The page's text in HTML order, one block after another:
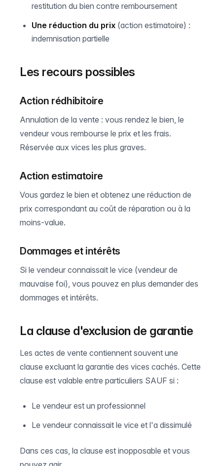
restitution du bien contre remboursement
Une réduction du prix (action estimatoire) :
indemnisation partielle
Les recours possibles
Action rédhibitoire
Annulation de la vente : vous rendez le bien, le
vendeur vous rembourse le prix et les frais.
Réservée aux vices les plus graves.
Action estimatoire
Vous gardez le bien et obtenez une réduction de
prix correspondant au coût de réparation ou à la
moins-value.
Dommages et intérêts
Si le vendeur connaissait le vice (vendeur de
mauvaise foi), vous pouvez en plus demander des
dommages et intérêts.
La clause d'exclusion de garantie
Les actes de vente contiennent souvent une
clause excluant la garantie des vices cachés. Cette
clause est valable entre particuliers SAUF si :
Le vendeur est un professionnel
Le vendeur connaissait le vice et l'a dissimulé
Dans ces cas, la clause est inopposable et vous